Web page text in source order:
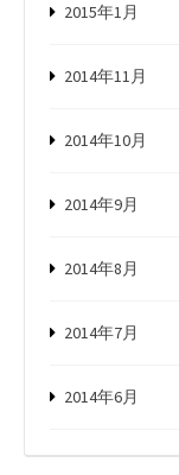
2015年1月
2014年11月
2014年10月
2014年9月
2014年8月
2014年7月
2014年6月